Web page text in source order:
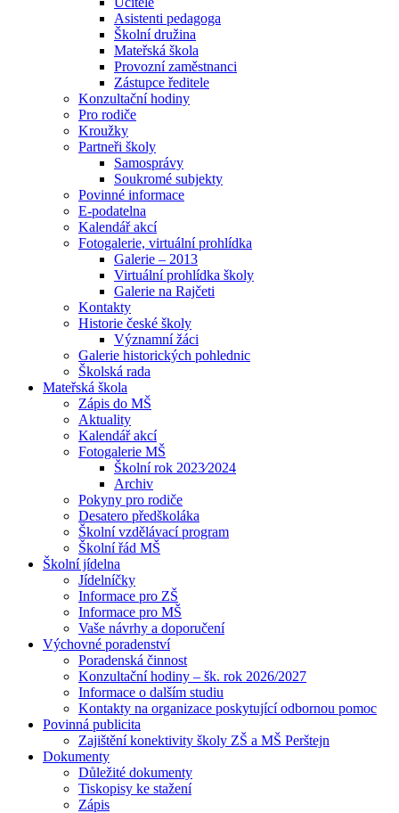
Asistenti pedagoga
Školní družina
Mateřská škola
Provozní zaměstnanci
Zástupce ředitele
Konzultační hodiny
Pro rodiče
Kroužky
Partneři školy
Samosprávy
Soukromé subjekty
Povinné informace
E-podatelna
Kalendář akcí
Fotogalerie, virtuální prohlídka
Galerie – 2013
Virtuální prohlídka školy
Galerie na Rajčeti
Kontakty
Historie české školy
Významní žáci
Galerie historických pohlednic
Školská rada
Mateřská škola
Zápis do MŠ
Aktuality
Kalendář akcí
Fotogalerie MŠ
Školní rok 2023⁄2024
Archiv
Pokyny pro rodiče
Desatero předškoláka
Školní vzdělávací program
Školní řád MŠ
Školní jídelna
Jídelníčky
Informace pro ZŠ
Informace pro MŠ
Vaše návrhy a doporučení
Výchovné poradenství
Poradenská činnost
Konzultační hodiny – šk. rok 2026/2027
Informace o dalším studiu
Kontakty na organizace poskytující odbornou pomoc
Povinná publicita
Zajištění konektivity školy ZŠ a MŠ Perštejn
Dokumenty
Důležité dokumenty
Tiskopisy ke stažení
Zápis